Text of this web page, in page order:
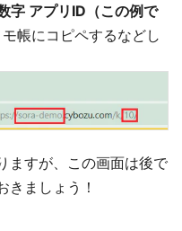
字 アプリID（この例で
帳にコピペするなどし
ますが、この画面は後で
きましょう！